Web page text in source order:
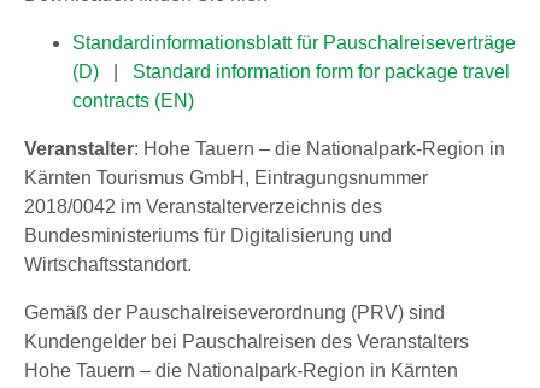
Standardinformationsblatt für Pauschalreiseverträge
(D)
Standard information form for package travel
contracts (EN)
Veranstalter: Hohe Tauern – die Nationalpark-Region in
Kärnten Tourismus GmbH, Eintragungsnummer
2018/0042 im Veranstalterverzeichnis des
Bundesministeriums für Digitalisierung und
Wirtschaftsstandort.
Gemäß der Pauschalreiseverordnung (PRV) sind
Kundengelder bei Pauschalreisen des Veranstalters
Hohe Tauern – die Nationalpark-Region in Kärnten